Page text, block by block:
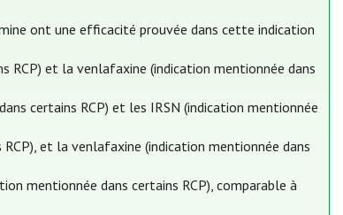
ont une efficacité prouvée dans cette indication
RCP) et la venlafaxine (indication mentionnée dans
certains RCP) et les IRSN (indication mentionnée
et la venlafaxine (indication mentionnée dans
mentionnée dans certains RCP), comparable à